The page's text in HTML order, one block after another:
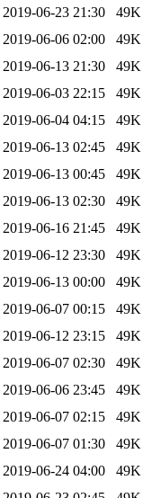
2019-06-23 21:30
49K
2019-06-06 02:00
49K
2019-06-13 21:30
49K
2019-06-03 22:15
49K
2019-06-04 04:15
49K
2019-06-13 02:45
49K
2019-06-13 00:45
49K
2019-06-13 02:30
49K
2019-06-16 21:45
49K
2019-06-12 23:30
49K
2019-06-13 00:00
49K
2019-06-07 00:15
49K
2019-06-12 23:15
49K
2019-06-07 02:30
49K
2019-06-06 23:45
49K
2019-06-07 02:15
49K
2019-06-07 01:30
49K
2019-06-24 04:00
49K